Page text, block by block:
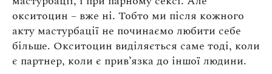
окситоцин – вже ні. Тобто ми після кожного
акту мастурбації не починаємо любити себе
більше. Окситоцин виділяється саме тоді, коли
є партнер, коли є прив’язка до іншої людини.